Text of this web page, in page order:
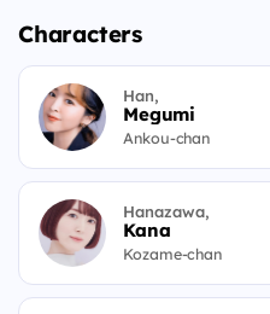
Characters
Han,
Megumi
Ankou-chan
Hanazawa,
Kana
Kozame-chan